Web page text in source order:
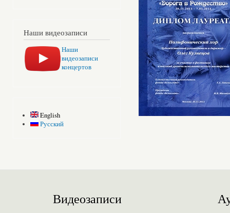
Наши видеозаписи
Наши
видеозаписи
концертов
English
Русский
Видеозаписи